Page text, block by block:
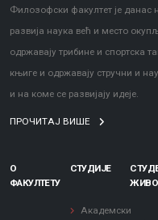
Филозофски факултет је данас
развија наука већ и место
одржавају трибине и спортска
књиге и одржавају стручни и
и на коме се развијају идеје.
ПРОЧИТАЈ ВИШЕ
О
ФАКУЛТЕТУ
СТУДИЈЕ
Академски